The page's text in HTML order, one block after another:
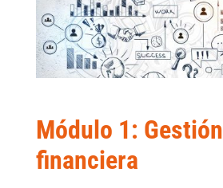
Módulo 1: Gestión
financiera